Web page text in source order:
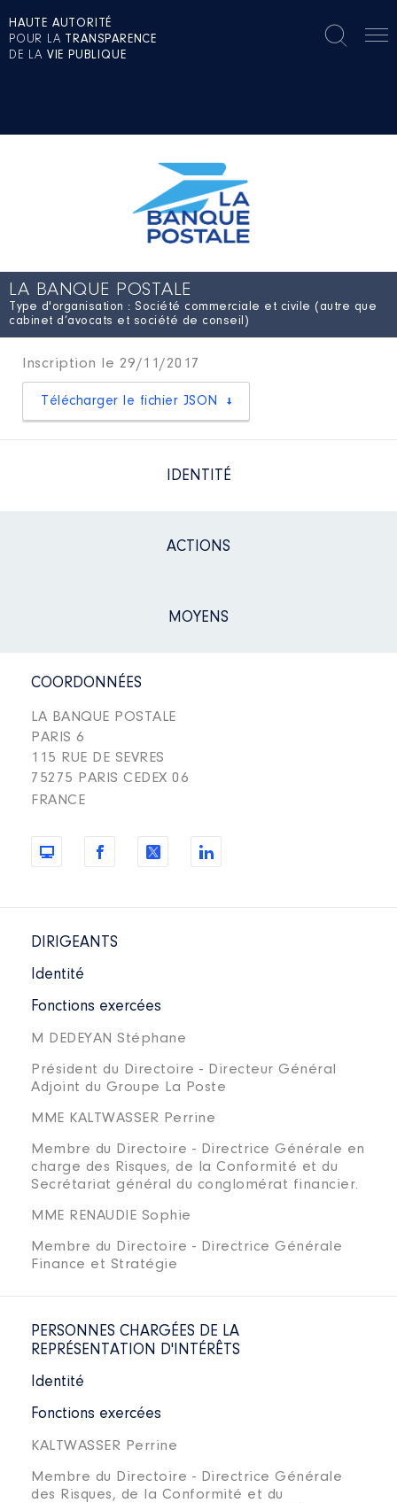
HAUTE AUTORITÉ
POUR LA TRANSPARENCE
DE LA VIE PUBLIQUE
LA BANQUE POSTALE
Type d'organisation : Société commerciale et civile (autre que
cabinet d’avocats et société de conseil)
Inscription le 29/11/2017
Télécharger le fichier JSON
IDENTITÉ
ACTIONS
MOYENS
COORDONNÉES
LA BANQUE POSTALE
PARIS 6
115 RUE DE SEVRES
75275 PARIS CEDEX 06
FRANCE
DIRIGEANTS
Identité
Fonctions exercées
M DEDEYAN Stéphane
Président du Directoire - Directeur Général
Adjoint du Groupe La Poste
MME KALTWASSER Perrine
Membre du Directoire - Directrice Générale en
charge des Risques, de la Conformité et du
Secrétariat général du conglomérat financier.
MME RENAUDIE Sophie
Membre du Directoire - Directrice Générale
Finance et Stratégie
PERSONNES CHARGÉES DE LA
REPRÉSENTATION D'INTÉRÊTS
Identité
Fonctions exercées
KALTWASSER Perrine
Membre du Directoire - Directrice Générale
des Risques, de la Conformité et du